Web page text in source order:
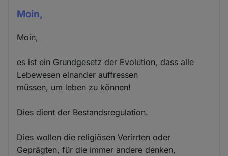
Moin,
Moin,
es ist ein Grundgesetz der Evolution, dass alle
Lebewesen einander auffressen
müssen, um leben zu können!
Dies dient der Bestandsregulation.
Dies wollen die religiösen Verirrten oder
Geprägten, für die immer andere denken,